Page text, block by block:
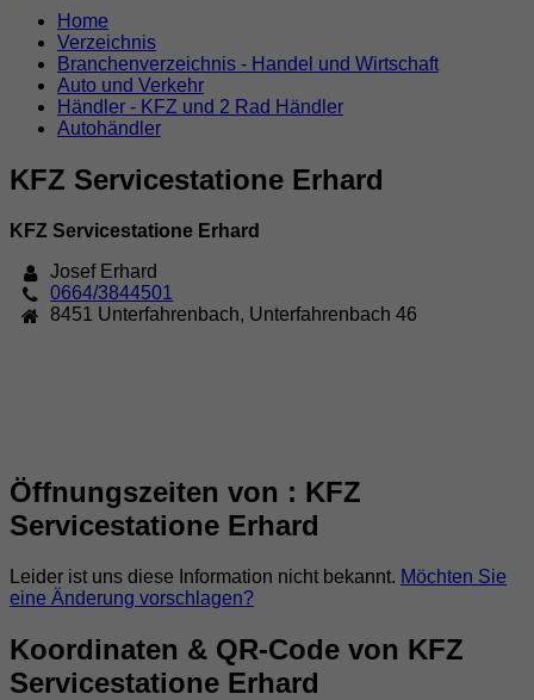
Home
Verzeichnis
Branchenverzeichnis - Handel und Wirtschaft
Auto und Verkehr
Händler - KFZ und 2 Rad Händler
Autohändler
KFZ Servicestatione Erhard
KFZ Servicestatione Erhard
Josef Erhard
0664/3844501
8451 Unterfahrenbach, Unterfahrenbach 46
Öffnungszeiten von : KFZ
Servicestatione Erhard
Leider ist uns diese Information nicht bekannt. Möchten Sie
eine Änderung vorschlagen?
Koordinaten & QR-Code von KFZ
Servicestatione Erhard